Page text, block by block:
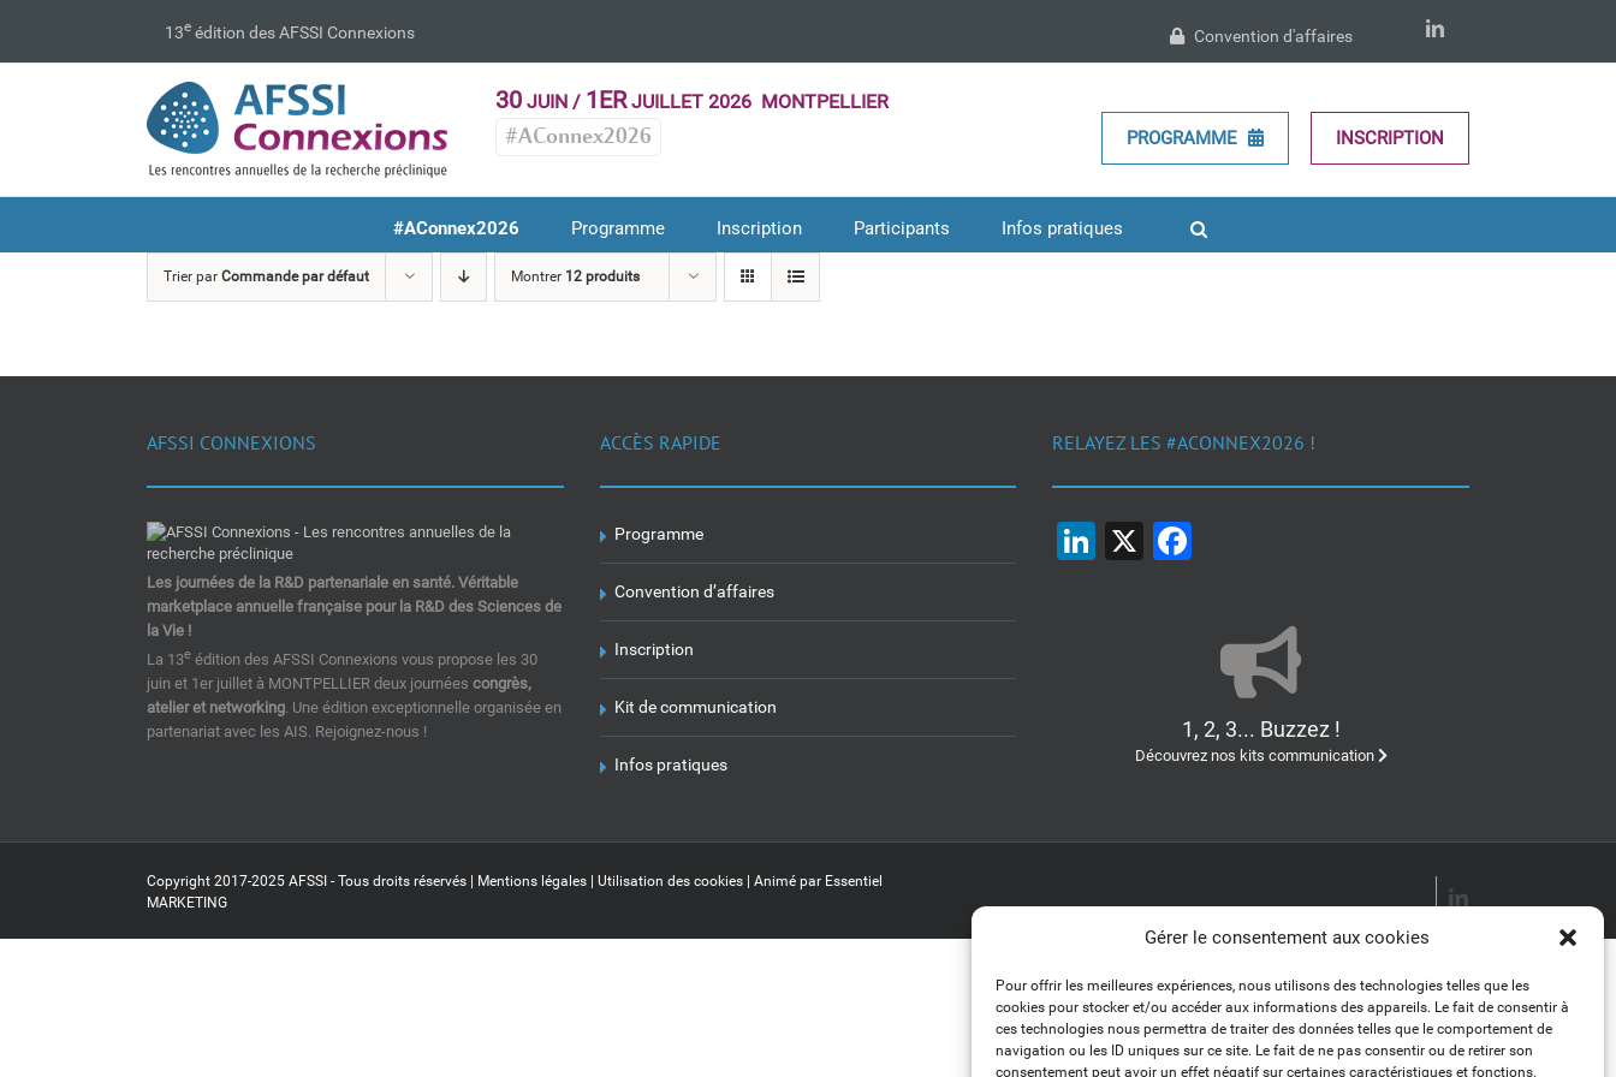
Gérer le consentement aux cookies
Pour offrir les meilleures expériences, nous utilisons des technologies telles que les
cookies pour stocker et/ou accéder aux informations des appareils. Le fait de consentir à
ces technologies nous permettra de traiter des données telles que le comportement de
navigation ou les ID uniques sur ce site. Le fait de ne pas consentir ou de retirer son
consentement peut avoir un effet négatif sur certaines caractéristiques et fonctions.
13e édition des AFSSI Connexions LinkedIn
Convention d'affaires
30 JUIN / 1ERJUILLET 2026 MONTPELLIER
#AConnex2026 PROGRAMME INSCRIPTION
#AConnex2026 Programme Inscription Participants Infos pratiques
Trier par Commande par défaut Montrer 12 produits
AFSSI CONNEXIONS
Les journées de la R&D partenariale en santé. Véritable
marketplace annuelle française pour la R&D des Sciences de
la Vie !
La 13e édition des AFSSI Connexions vous propose les 30
juin et 1er juillet à MONTPELLIER deux journées congrès,
atelier et networking. Une édition exceptionnelle organisée en
partenariat avec les AIS. Rejoignez-nous !
ACCÈS RAPIDE
Programme
Convention d’affaires
Inscription
Kit de communication
Infos pratiques
RELAYEZ LES #ACONNEX2026 !
LinkedIn
X
1, 2, 3... Buzzez !
Découvrez nos kits communication
Copyright 2017-2025 AFSSI - Tous droits réservés | Mentions légales | Utilisation des cookies | Animé par Essentiel
MARKETING
LinkedIn